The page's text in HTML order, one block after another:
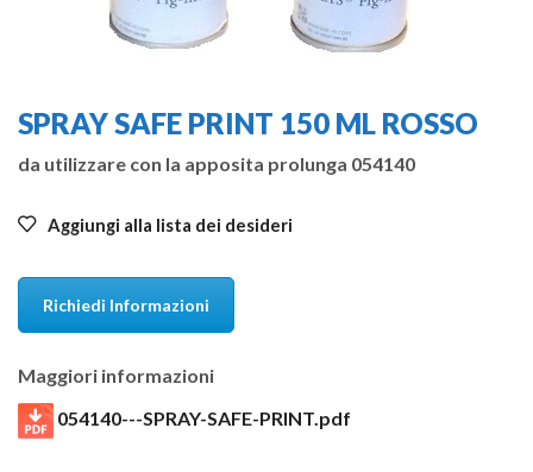
SPRAY SAFE PRINT 150 ML ROSSO
da utilizzare con la apposita prolunga 054140
Aggiungi alla lista dei desideri
Richiedi Informazioni
Maggiori informazioni
054140---SPRAY-SAFE-PRINT.pdf